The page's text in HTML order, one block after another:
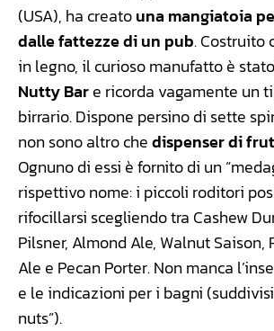
(USA), ha creatouna mangiatoia
dalle fattezze di un pub. Costruito
in legno, il curioso manufatto è
Nutty Bare ricorda vagamente un
birrario. Dispone persino di sette
non sono altro chedispenser di
Ognuno di essi è fornito di un
rispettivo nome: i piccoli roditori
rifocillarsi scegliendo tra Cashew
Pilsner, Almond Ale, Walnut Saison,
Ale e Pecan Porter. Non manca
e le indicazioni per i bagni (suddivisi
nuts”).